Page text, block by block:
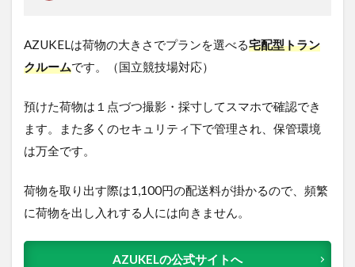
AZUKELは荷物の大きさでプランを選べる宅配型トラン
クルームです。（国立競技場対応）
預けた荷物は１点づつ撮影・採寸してスマホで確認でき
ます。また多くのセキュリティ下で管理され、保管環境
は万全です。
荷物を取り出す際は1,100円の配送料が掛かるので、頻繁
に荷物を出し入れする人には向きません。
AZUKELの公式サイトへ